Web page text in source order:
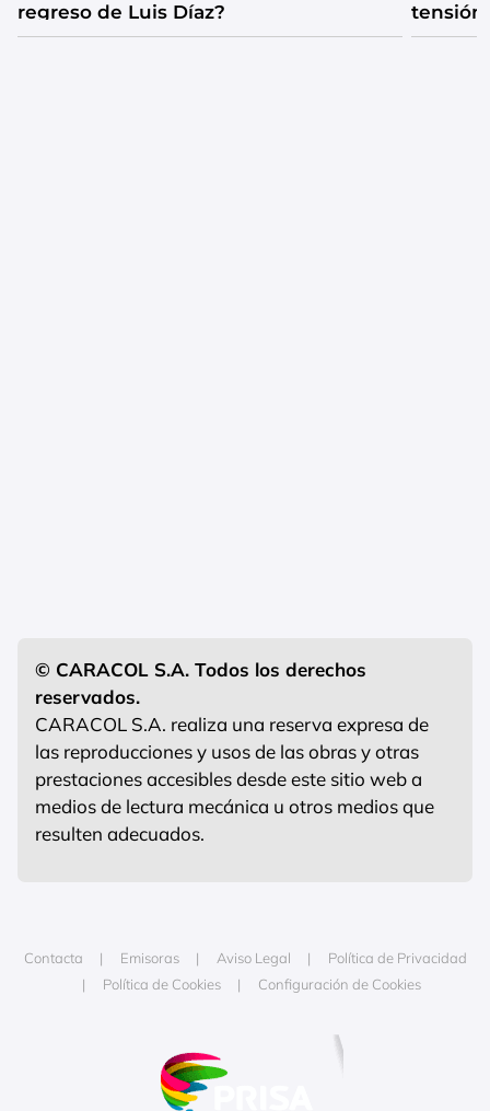
regreso de Luis Díaz?
tensión
catarsis
© CARACOL S.A. Todos los derechos
reservados.
CARACOL S.A. realiza una reserva expresa de
las reproducciones y usos de las obras y otras
prestaciones accesibles desde este sitio web a
medios de lectura mecánica u otros medios que
resulten adecuados.
Contacta Emisoras Aviso Legal
Política de Privacidad
Política de Cookies
Configuración de Cookies